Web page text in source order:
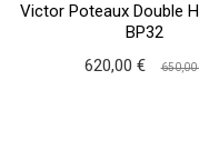
Victor Poteaux Double
BP32
620,00 €
650,00